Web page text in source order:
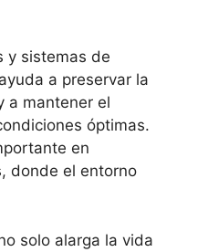
y sistemas de
a preservar la
a mantener el
óptimas.
en
donde el entorno
solo alarga la vida